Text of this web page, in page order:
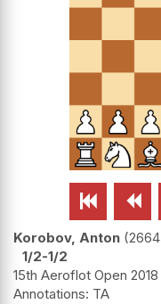
 
Korobov, Anton 2664
1/2-1/2
15th Aeroflot Open 2018
TA